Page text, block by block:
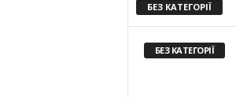
БЕЗ КАТЕГОРІЇ
БЕЗ КАТЕГОРІЇ